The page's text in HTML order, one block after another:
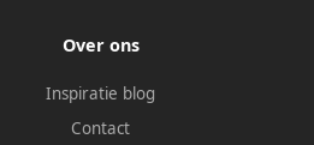
Over ons
Inspiratie blog
Contact